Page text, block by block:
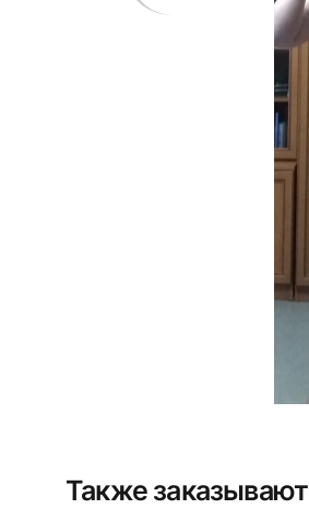
Также заказывают